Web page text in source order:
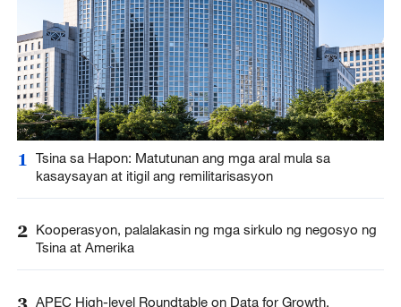
1
Tsina sa Hapon: Matutunan ang mga aral mula sa
kasaysayan at itigil ang remilitarisasyon
2 Kooperasyon, palalakasin ng mga sirkulo ng negosyo ng
Tsina at Amerika
3 APEC High-level Roundtable on Data for Growth,